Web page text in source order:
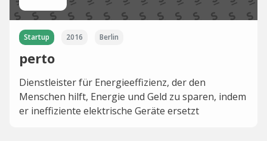
Startup 2016 Berlin
perto
Dienstleister für Energieeffizienz, der den
Menschen hilft, Energie und Geld zu sparen, indem
er ineffiziente elektrische Geräte ersetzt